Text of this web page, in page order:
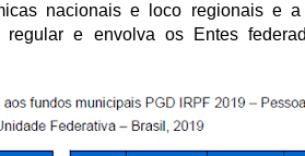
nacionais e loco regionais e
regular e envolva os Entes